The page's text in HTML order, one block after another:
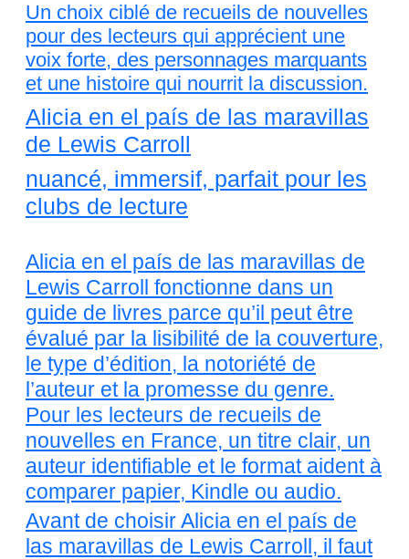
Un choix ciblé de recueils de nouvelles
pour des lecteurs qui apprécient une
voix forte, des personnages marquants
et une histoire qui nourrit la discussion.
Alicia en el país de las maravillas
de Lewis Carroll
nuancé, immersif, parfait pour les
clubs de lecture
Alicia en el país de las maravillas de
Lewis Carroll fonctionne dans un
guide de livres parce qu’il peut être
évalué par la lisibilité de la couverture,
le type d’édition, la notoriété de
l’auteur et la promesse du genre.
Pour les lecteurs de recueils de
nouvelles en France, un titre clair, un
auteur identifiable et le format aident à
comparer papier, Kindle ou audio.
Avant de choisir Alicia en el país de
las maravillas de Lewis Carroll, il faut